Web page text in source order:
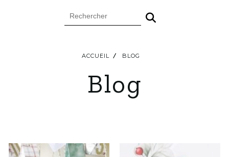
ACCUEIL BLOG
Blog